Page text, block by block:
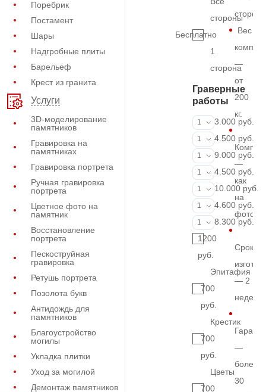
Поребрик
Постамент
Шары
Надгробные плиты
Барельеф
Крест из гранита
Услуги
3D-моделирование
памятников
Гравировка на
памятниках
Гравировка портрета
Ручная гравировка
портрета
Цветное фото на
памятник
Восстановление
портрета
Пескоструйная
гравировка
Ретушь портрета
Позолота букв
Антидождь для
памятников
Благоустройство
могилы
Укладка плитки
Уход за могилой
Демонтаж памятников
стороны
Бесплатно
1
сторона
Граверные
работы
ФИО и даты
1
3.000 руб.
ФИО и даты
1
4.500 руб.
ФИО и даты
1
9.000 руб.
Портрет
1
4.500 руб.
Портрет
1
10.000 руб.
Фотокерамика
1
4.600 руб.
Фото на
1
8.300 руб.
1200
руб.
Эпитафия
700
руб.
Крестик
700
руб.
Цветы
700
Вес
—
от
200
кг.
—
как
на
фото
Срок
— 2
недели
—
более
30